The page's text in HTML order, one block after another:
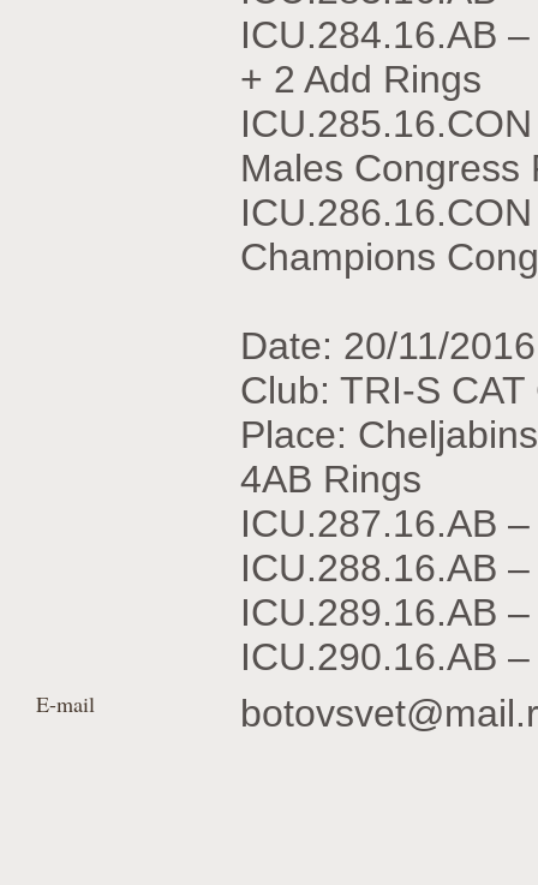
ICU.284.16.АВ –
+ 2 Add Rings
Males Congress
Champions
Date: 20/11/2016
Club: TRI-S
Place:
4AB Rings
ICU.287.16.АВ –
ICU.288.16.АВ –
ICU.289.16.АВ –
ICU.290.16.АВ –
E-mail